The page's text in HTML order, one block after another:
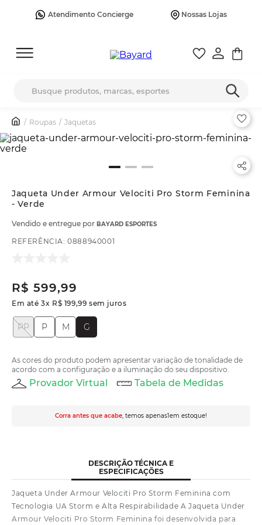
Atendimento Concierge Nossas Lojas
Roupas Jaquetas
Jaqueta Under Armour Velociti Pro Storm Feminina
- Verde
Vendido e entregue por BAYARD ESPORTES
REFERÊNCIA:0888940001
R$ 599,99
Em até3x R$ 199,99 sem juros
G
M
P
PP
As cores do produto podem apresentar variação de tonalidade de
acordo com a configuração e a iluminação do seu dispositivo.
Provador Virtual Tabela de Medidas
Corra antes que acabe , temos apenas1em estoque!
DESCRIÇÃO TÉCNICA E
ESPECIFICAÇÕES
Jaqueta Under Armour Velociti Pro Storm Feminina com
Tecnologia UA Storm e Alta Respirabilidade A Jaqueta Under
Armour Velociti Pro Storm Feminina foi desenvolvida para